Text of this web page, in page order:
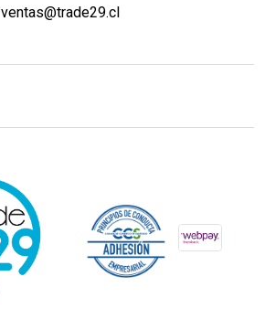
ventas@trade29.cl